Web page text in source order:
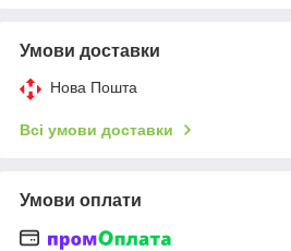
Умови доставки
Нова Пошта
Всі умови доставки
Умови оплати